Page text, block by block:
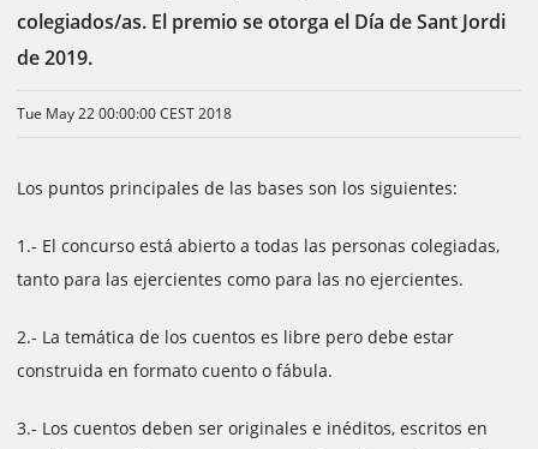
colegiados/as. El premio se otorga el Día de Sant Jordi
de 2019.
Tue May 22 00:00:00 CEST 2018
Los puntos principales de las bases son los siguientes:
1.- El concurso está abierto a todas las personas colegiadas,
tanto para las ejercientes como para las no ejercientes.
2.- La temática de los cuentos es libre pero debe estar
construida en formato cuento o fábula.
3.- Los cuentos deben ser originales e inéditos, escritos en